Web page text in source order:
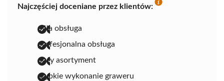
Najczęściej doceniane przez klientów:
miła obsługa
profesjonalna obsługa
duży asortyment
szybkie wykonanie graweru